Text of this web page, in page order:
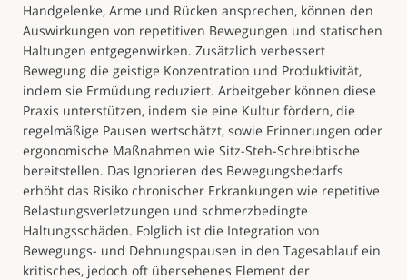
Handgelenke, Arme und Rücken ansprechen, können den
Auswirkungen von repetitiven Bewegungen und statischen
Haltungen entgegenwirken. Zusätzlich verbessert
Bewegung die geistige Konzentration und Produktivität,
indem sie Ermüdung reduziert. Arbeitgeber können diese
Praxis unterstützen, indem sie eine Kultur fördern, die
regelmäßige Pausen wertschätzt, sowie Erinnerungen oder
ergonomische Maßnahmen wie Sitz-Steh-Schreibtische
bereitstellen. Das Ignorieren des Bewegungsbedarfs
erhöht das Risiko chronischer Erkrankungen wie repetitive
Belastungsverletzungen und schmerzbedingte
Haltungsschäden. Folglich ist die Integration von
Bewegungs- und Dehnungspausen in den Tagesablauf ein
kritisches, jedoch oft übersehenes Element der